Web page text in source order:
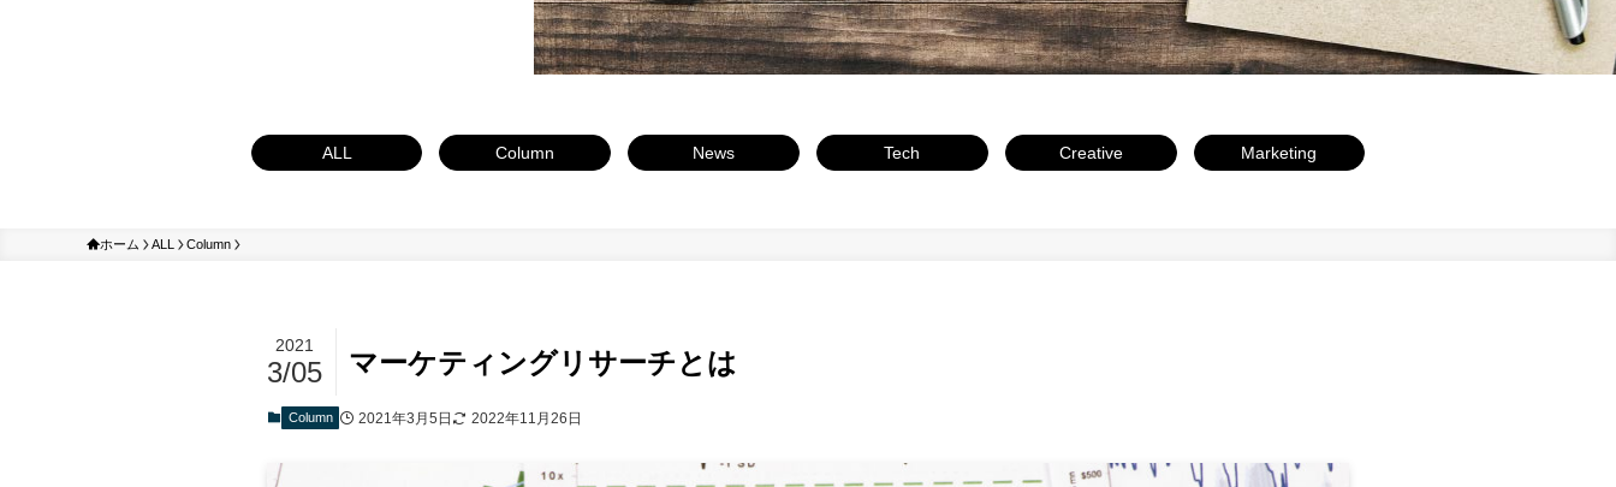
ALL Column News Tech Creative Marketing
ホーム ALL Column
マーケティングリサーチとは
2021
3/05
Column 2021年3月5日 2022年11月26日